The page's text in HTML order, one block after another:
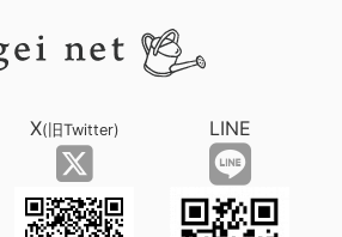
X(旧Twitter) LINE